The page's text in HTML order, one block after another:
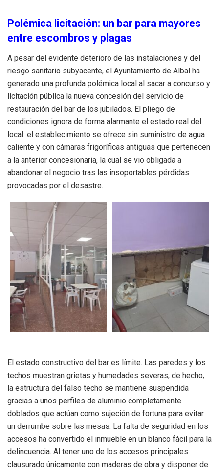
Polémica licitación: un bar para mayores
entre escombros y plagas
A pesar del evidente deterioro de las instalaciones y del
riesgo sanitario subyacente, el Ayuntamiento de Albal ha
generado una profunda polémica local al sacar a concurso y
licitación pública la nueva concesión del servicio de
restauración del bar de los jubilados. El pliego de
condiciones ignora de forma alarmante el estado real del
local: el establecimiento se ofrece sin suministro de agua
caliente y con cámaras frigoríficas antiguas que pertenecen
a la anterior concesionaria, la cual se vio obligada a
abandonar el negocio tras las insoportables pérdidas
provocadas por el desastre.
El estado constructivo del bar es límite. Las paredes y los
techos muestran grietas y humedades severas; de hecho,
la estructura del falso techo se mantiene suspendida
gracias a unos perfiles de aluminio completamente
doblados que actúan como sujeción de fortuna para evitar
un derrumbe sobre las mesas. La falta de seguridad en los
accesos ha convertido el inmueble en un blanco fácil para la
delincuencia. Al tener uno de los accesos principales
clausurado únicamente con maderas de obra y disponer de